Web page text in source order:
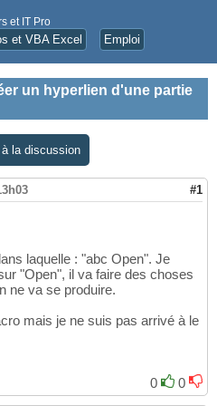
et IT Pro
et VBA Excel Emploi
un hyperlien d'une partie
à la discussion
#1
laquelle : "abc Open". Je
"Open", il va faire des choses
ne va se produire.
mais je ne suis pas arrivé à le
0
0